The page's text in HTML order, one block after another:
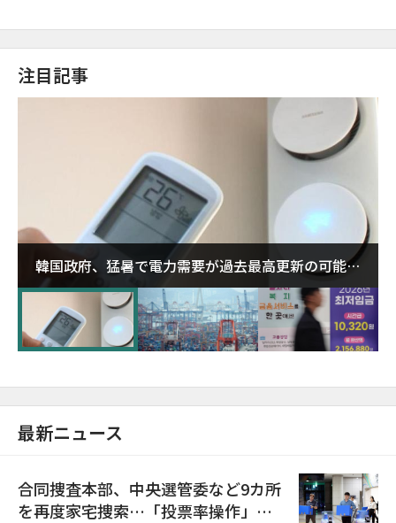
注目記事
韓国政府、猛暑で電力需要が過去最高更新の可能性
に需給対応体制を点検
最新ニュース
合同捜査本部、中央選管委など9カ所
を再度家宅捜索…「投票率操作」の